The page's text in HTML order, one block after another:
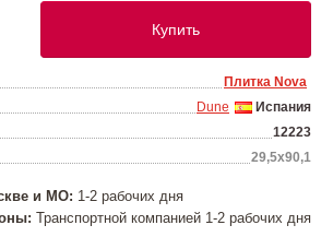
Купить
Плитка Nova
Испания
Dune
12223
29,5х90,1
и МО: 1-2 рабочих дня
Транспортной компанией 1-2 рабочих дня